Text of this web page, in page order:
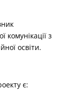
комунікації з
освіти.
є: